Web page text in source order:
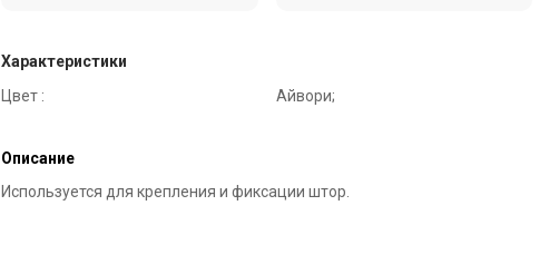
Характеристики
Цвет :
Айвори;
Описание
Используется для крепления и фиксации штор.